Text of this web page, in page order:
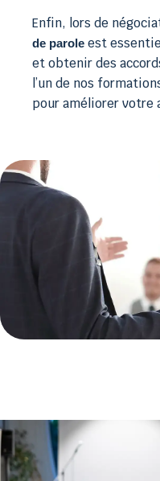
Enfin, lors de
de parole est
et obtenir des
l’un de nos
pour améliorer votre